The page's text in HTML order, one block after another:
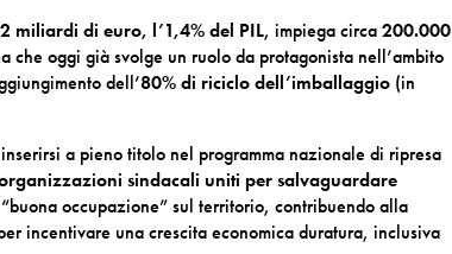
miliardi di euro, l’1,4% del PIL, impiega circa200.000
oggi già svolge un ruolo da protagonista nell’ambito
dell’80% di riciclo dell’imballaggio (in
a pieno titolo nel programma nazionale di ripresa
sindacali uniti per salvaguardare
occupazione” sul territorio, contribuendo alla
incentivare una crescita economica duratura, inclusiva